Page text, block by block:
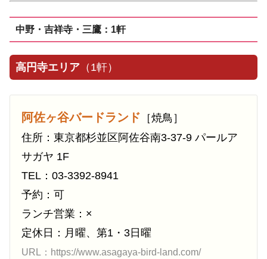
中野・吉祥寺・三鷹：1軒
高円寺エリア （1軒）
阿佐ヶ谷バードランド ［焼鳥］
住所：東京都杉並区阿佐谷南3-37-9 パールア
サガヤ 1F
TEL：03-3392-8941
予約：可
ランチ営業：×
定休日：月曜、第1・3日曜
URL：https://www.asagaya-bird-land.com/